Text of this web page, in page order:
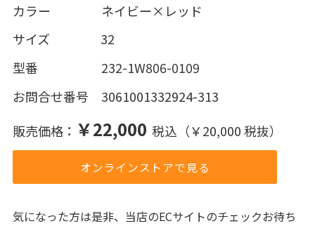
カラー ネイビー×レッド
サイズ 32
型番 232-1W806-0109
お問合せ番号 3061001332924-313
販売価格： ￥22,000 税込（￥20,000 税抜）
オンラインストアで見る
気になった方は是非、当店のECサイトのチェックお待ち